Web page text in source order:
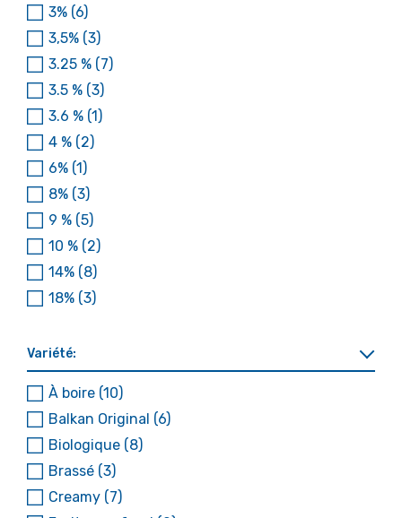
3% (6)
3,5% (3)
3.25 % (7)
3.5 % (3)
3.6 % (1)
4 % (2)
6% (1)
8% (3)
9 % (5)
10 % (2)
14% (8)
18% (3)
Variété:
À boire (10)
Balkan Original (6)
Biologique (8)
Brassé (3)
Creamy (7)